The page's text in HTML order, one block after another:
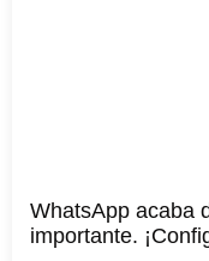
WhatsApp acaba
importante.